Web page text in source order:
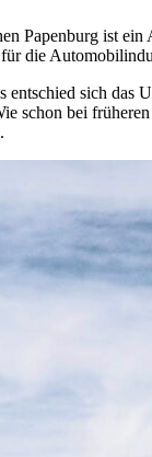
Papenburg ist
die
entschied sich
schon bei